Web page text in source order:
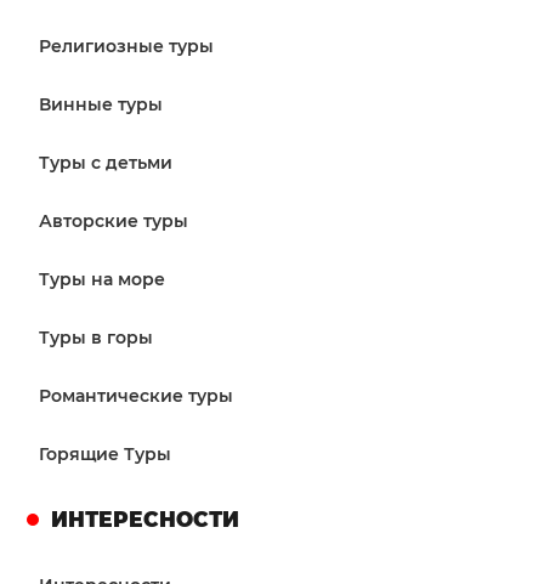
Религиозные туры
Винные туры
Туры с детьми
Авторские туры
Туры на море
Туры в горы
Романтические туры
Горящие Туры
ИНТЕРЕСНОСТИ